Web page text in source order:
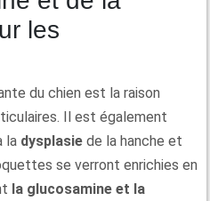
les
du chien est la raison
Il est également
la dysplasie de la hanche et
se verront enrichies en
la glucosamine et la